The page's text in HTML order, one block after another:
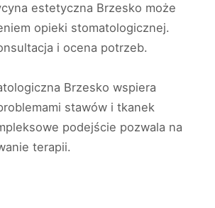
estetyczna Brzesko może
opieki stomatologicznej.
i ocena potrzeb.
Brzesko wspiera
stawów i tkanek
podejście pozwala na
terapii.